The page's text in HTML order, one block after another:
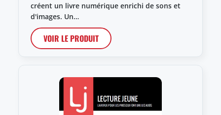
créent un livre numérique enrichi de sons et
d'images. Un…
VOIR LE PRODUIT